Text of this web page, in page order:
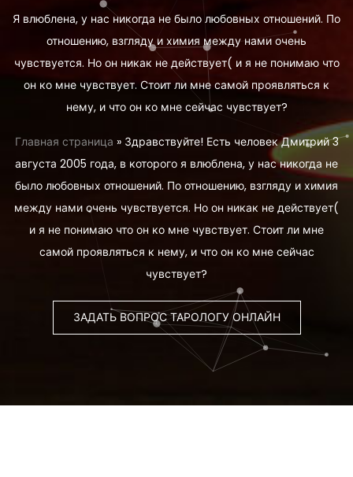
Я влюблена, у нас никогда не было любовных отношений. По
отношению, взгляду и химия между нами очень
чувствуется. Но он никак не действует( и я не понимаю что
он ко мне чувствует. Стоит ли мне самой проявляться к
нему, и что он ко мне сейчас чувствует?
Главная страница » Здравствуйте! Есть человек Дмитрий 3
августа 2005 года, в которого я влюблена, у нас никогда не
было любовных отношений. По отношению, взгляду и химия
между нами очень чувствуется. Но он никак не действует(
и я не понимаю что он ко мне чувствует. Стоит ли мне
самой проявляться к нему, и что он ко мне сейчас
чувствует?
ЗАДАТЬ ВОПРОС ТАРОЛОГУ ОНЛАЙН